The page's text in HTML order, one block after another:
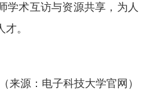
学术互访与资源共享，为人
。
（来源：电子科技大学官网）